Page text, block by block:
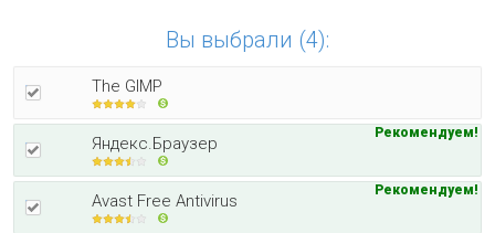
Вы выбрали (4):
The GIMP
Яндекс.Браузер
Рекомендуем!
Avast Free Antivirus
Рекомендуем!